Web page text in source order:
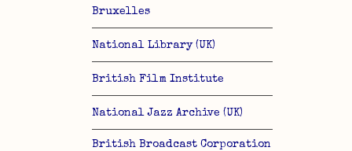
Bruxelles
National Library (UK)
British Film Institute
National Jazz Archive (UK)
British Broadcast Corporation